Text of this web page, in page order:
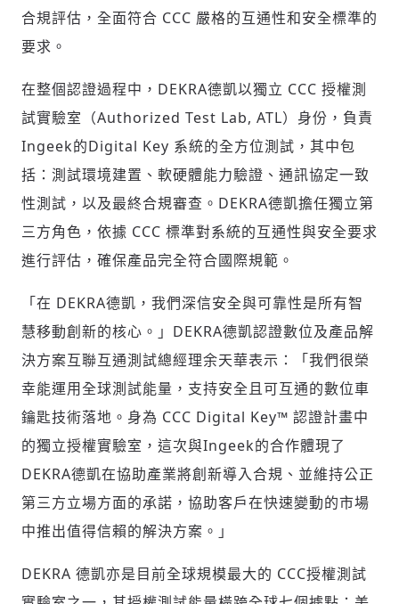
登入或註冊
輸入 Email 驗證碼
合規評估，全面符合 CCC 嚴格的互通性和安全標準的
要求。
在整個認證過程中， DEKRA德凱以獨立 CCC 授權測
試實驗室（Authorized Test Lab, ATL）身份，負責
Ingeek的Digital Key 系統的全方位測試，其中包
括：測試環境建置、軟硬體能力驗證、通訊協定一致
性測試，以及最終合規審查。 DEKRA德凱擔任獨立第
三方角色，依據 CCC 標準對系統的互通性與安全要求
進行評估，確保產品完全符合國際規範。
「在 DEKRA德凱，我們深信安全與可靠性是所有智
慧移動創新的核心。」 DEKRA德凱認證數位及產品解
決方案互聯互通測試總經理余天華表示：「我們很榮
幸能運用全球測試能量，支持安全且可互通的數位車
鑰匙技術落地。身為 CCC Digital Key™ 認證計畫中
的獨立授權實驗室，這次與Ingeek的合作體現了
DEKRA德凱在協助產業將創新導入合規、並維持公正
第三方立場方面的承諾，協助客戶在快速變動的市場
中推出值得信賴的解決方案。」
DEKRA 德凱亦是目前全球規模最大的 CCC授權測試